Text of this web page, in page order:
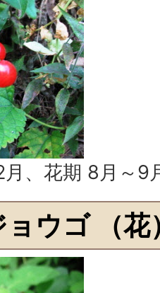
、花期 8月～9
ウゴ （花